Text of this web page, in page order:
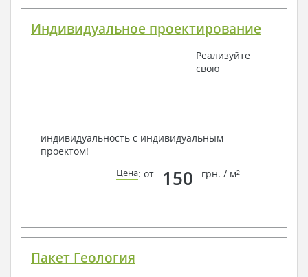
Индивидуальное проектирование
Реализуйте
свою
индивидуальность с индивидуальным
проектом!
Цена: от 150 грн. / м²
Пакет Геология